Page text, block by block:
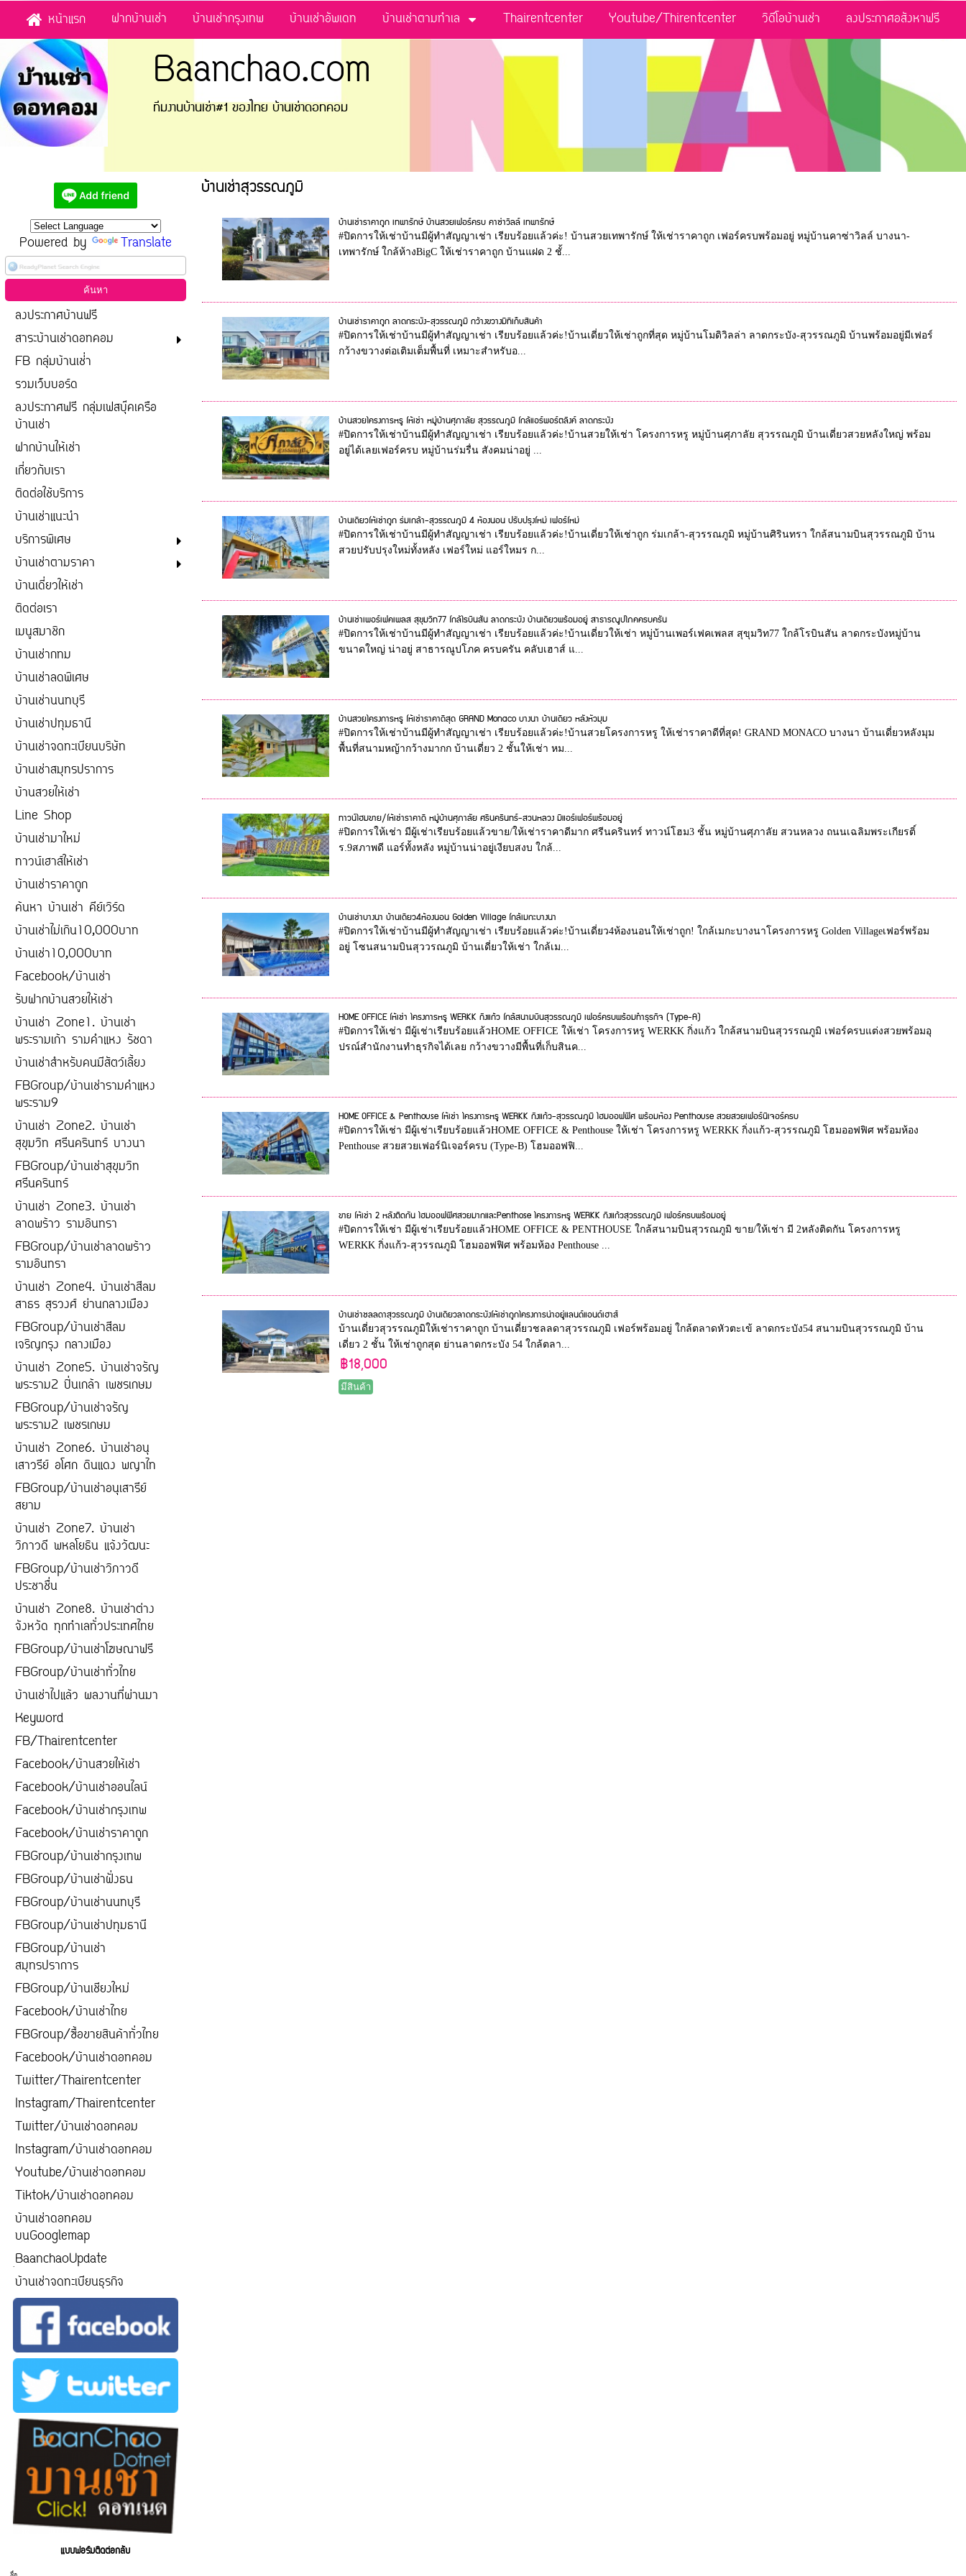
หน้าแรก ฝากบ้านเช่า บ้านเช่ากรุงเทพ บ้านเช่าอัพเดท บ้านเช่าตามทำเล Thairentcenter Youtube/Thirentcenter วิดีโอบ้านเช่า ลงประกาศอสังหาฟรี
Baanchao.com
ทีมงานบ้านเช่า#1 ของไทย บ้านเช่าดอทคอม
Powered by Translate
ลงประกาศบ้านฟรี
สาระบ้านเช่าดอทคอม
FB กลุ่มบ้านเช่่า
รวมเว็บบอร์ด
ลงประกาศฟรี กลุ่มเฟสบุ๊คเครือ
บ้านเช่า
ฝากบ้านให้เช่า
เกี่ยวกับเรา
ติดต่อใช้บริการ
บ้านเช่าแนะนำ
บริการพิเศษ
บ้านเช่าตามราคา
บ้านเดี่ยวให้เช่า
ติดต่อเรา
เมนูสมาชิก
บ้านเช่ากทม
บ้านเช่าลดพิเศษ
บ้านเช่านนทบุรี
บ้านเช่าปทุมธานี
บ้านเช่าจดทะเบียนบริษัท
บ้านเช่าสมุทรปราการ
บ้านสวยให้เช่า
Line Shop
บ้านเช่ามาใหม่
ทาวน์เฮาส์ให้เช่า
บ้านเช่าราคาถูก
ค้นหา บ้านเช่า คีย์เวิร์ด
บ้านเช่าไม่เกิน10,000บาท
บ้านเช่า10,000บาท
Facebook/บ้านเช่า
รับฝากบ้านสวยให้เช่า
บ้านเช่า Zone1. บ้านเช่า
พระรามเก้า รามคำแหง รัชดา
บ้านเช่าสำหรับคนมีสัตว์เลี้ยง
FBGroup/บ้านเช่ารามคำแหง
พระราม9
บ้านเช่า Zone2. บ้านเช่า
สุขุมวิท ศรีนครินทร์ บางนา
FBGroup/บ้านเช่าสุขุมวิท
ศรีนครินทร์
บ้านเช่า Zone3. บ้านเช่า
ลาดพร้าว รามอินทรา
FBGroup/บ้านเช่าลาดพร้าว
รามอินทรา
บ้านเช่า Zone4. บ้านเช่าสีลม
สาธร สุรวงศ์ ย่านกลางเมือง
FBGroup/บ้านเช่าสีลม
เจริญกรุง กลางเมือง
บ้านเช่า Zone5. บ้านเช่าจรัญ
พระราม2 ปิ่นเกล้า เพชรเกษม
FBGroup/บ้านเช่าจรัญ
พระราม2 เพชรเกษม
บ้านเช่า Zone6. บ้านเช่าอนุ
เสาวรีย์ อโศก ดินแดง พญาไท
FBGroup/บ้านเช่าอนุเสารีย์
สยาม
บ้านเช่า Zone7. บ้านเช่า
วิภาวดี พหลโยธิน แจ้งวัฒนะ
FBGroup/บ้านเช่าวิภาวดี
ประชาชื่น
บ้านเช่า Zone8. บ้านเช่าต่าง
จังหวัด ทุกทำเลทั่วประเทศไทย
FBGroup/บ้านเช่าโฆษณาฟรี
FBGroup/บ้านเช่าทั่วไทย
บ้านเช่าไปแล้ว ผลงานที่ผ่านมา
Keyword
FB/Thairentcenter
Facebook/บ้านสวยให้เช่า
Facebook/บ้านเช่าออนไลน์
Facebook/บ้านเช่ากรุงเทพ
Facebook/บ้านเช่าราคาถูก
FBGroup/บ้านเช่ากรุงเทพ
FBGroup/บ้านเช่าฝั่งธน
FBGroup/บ้านเช่านนทบุรี
FBGroup/บ้านเช่าปทุมธานี
FBGroup/บ้านเช่า
สมุทรปราการ
FBGroup/บ้านเชียงใหม่
Facebook/บ้านเช่าไทย
FBGroup/ซื้อขายสินค้าทั่วไทย
Facebook/บ้านเช่าดอทคอม
Twitter/Thairentcenter
Instagram/Thairentcenter
Twitter/บ้านเช่าดอทคอม
Instagram/บ้านเช่าดอทคอม
Youtube/บ้านเช่าดอทคอม
Tiktok/บ้านเช่าดอทคอม
บ้านเช่าดอทคอม
บนGooglemap
ฺBaanchaoUpdate
บ้านเช่าจดทะเบียนธุรกิจ
แบบฟอร์มติดต่อกลับ
บ้านเช่าสุวรรณภูมิ
บ้านเช่าราคาถูก เทพารักษ์ บ้านสวยเฟอร์ครบ คาซ่าวิลล์ เทพารักษ์
#ปิดการให้เช่าบ้านมีผู้ทำสัญญาเช่า เรียบร้อยแล้วค่ะ! บ้านสวยเทพารักษ์ ให้เช่าราคาถูก เฟอร์ครบพร้อมอยู่ หมู่บ้านคาซ่าวิลล์ บางนา-
เทพารักษ์ ใกล้ห้างBigC ให้เช่าราคาถูก บ้านแฝด 2 ชั้...
บ้านเช่าราคาถูก ลาดกระบัง-สุวรรณภูมิ กว้างขวางมีที่เก็บสินค้า
#ปิดการให้เช่าบ้านมีผู้ทำสัญญาเช่า เรียบร้อยแล้วค่ะ!บ้านเดี่ยวให้เช่าถูกที่สุด หมู่บ้านโมดิวิลล่า ลาดกระบัง-สุวรรณภูมิ บ้านพร้อมอยู่มีเฟอร์
กว้างขวางต่อเติมเต็มพื้นที่ เหมาะสำหรับอ...
บ้านสวยโครงการหรู ให้เช่า หมู่บ้านศุภาลัย สุวรรณภูมิ ใกล้แอร์พอร์ตลิงค์ ลาดกระบัง
#ปิดการให้เช่าบ้านมีผู้ทำสัญญาเช่า เรียบร้อยแล้วค่ะ!บ้านสวยให้เช่า โครงการหรู หมู่บ้านศุภาลัย สุวรรณภูมิ บ้านเดี่ยวสวยหลังใหญ่ พร้อม
อยู่ได้เลยเฟอร์ครบ หมู่บ้านร่มรื่น สังคมน่าอยู่ ...
บ้านเดี่ยวให้เช่าถูก ร่มเกล้า-สุวรรณภูมิ 4 ห้องนอน ปรับปรุงใหม่ เฟอร์ใหม่
#ปิดการให้เช่าบ้านมีผู้ทำสัญญาเช่า เรียบร้อยแล้วค่ะ!บ้านเดี่ยวให้เช่าถูก ร่มเกล้า-สุวรรณภูมิ หมู่บ้านศิรินทรา ใกล้สนามบินสุวรรณภูมิ บ้าน
สวยปรับปรุงใหม่ทั้งหลัง เฟอร์ใหม่ แอร์ใหมร ก...
บ้านเช่าเพอร์เฟคเพลส สุขุมวิท77 ใกล้โรบินสัน ลาดกระบัง บ้านเดี่ยวพร้อมอยู่ สาธารณูปโภคครบครัน
#ปิดการให้เช่าบ้านมีผู้ทำสัญญาเช่า เรียบร้อยแล้วค่ะ!บ้านเดี่ยวให้เช่า หมู่บ้านเพอร์เฟคเพลส สุขุมวิท77 ใกล้โรบินสัน ลาดกระบังหมู่บ้าน
ขนาดใหญ่ น่าอยู่ สาธารณูปโภค ครบครัน คลับเฮาส์ แ...
บ้านสวยโครงการหรู ให้เช่าราคาดีสุด GRAND Monaco บางนา บ้านเดี่ยว หลังหัวมุม
#ปิดการให้เช่าบ้านมีผู้ทำสัญญาเช่า เรียบร้อยแล้วค่ะ!บ้านสวยโครงการหรู ให้เช่าราคาดีที่สุด! GRAND MONACO บางนา บ้านเดี่ยวหลังมุม
พื้นที่สนามหญ้ากว้างมากก บ้านเดี่ยว 2 ชั้นให้เช่า หม...
ทาวน์โฮมขาย/ให้เช่าราคาดี หมู่บ้านศุภาลัย ศรีนครินทร์-สวนหลวง มีแอร์เฟอร์พร้อมอยู่
#ปิดการให้เช่า มีผู้เช่าเรียบร้อยแล้วขาย/ให้เช่าราคาดีมาก ศรีนครินทร์ ทาวน์โฮม3 ชั้น หมู่บ้านศุภาลัย สวนหลวง ถนนเฉลิมพระเกียรติ์
ร.9สภาพดี แอร์ทั้งหลัง หมู่บ้านน่าอยู่เงียบสงบ ใกล้...
บ้านเช่าบางนา บ้านเดี่ยว4ห้องนอน Golden Village ใกล้เมกะบางนา
#ปิดการให้เช่าบ้านมีผู้ทำสัญญาเช่า เรียบร้อยแล้วค่ะ!บ้านเดี่ยว4ห้องนอนให้เช่าถูก! ใกล้เมกะบางนาโครงการหรู Golden Villageเฟอร์พร้อม
อยู่ โซนสนามบินสุววรณภูมิ บ้านเดี่ยวให้เช่า ใกล้เม...
HOME OFFICE ให้เช่า โครงการหรู WERKK กิ่งแก้ว ใกล้สนามบินสุวรรณภูมิ เฟอร์ครบพร้อมทำธุรกิจ (Type-A)
#ปิดการให้เช่า มีผู้เช่าเรียบร้อยแล้วHOME OFFICE ให้เช่า โครงการหรู WERKK กิ่งแก้ว ใกล้สนามบินสุวรรณภูมิ เฟอร์ครบแต่งสวยพร้อมอุ
ปรณ์สำนักงานทำธุรกิจได้เลย กว้างขวางมีพื้นที่เก็บสินค...
HOME OFFICE & Penthouse ให้เช่า โครงการหรู WERKK กิ่งแก้ว-สุวรรณภูมิ โฮมออฟฟิศ พร้อมห้อง Penthouse สวยสวยเฟอร์นิเจอร์ครบ
#ปิดการให้เช่า มีผู้เช่าเรียบร้อยแล้วHOME OFFICE & Penthouse ให้เช่า โครงการหรู WERKK กิ่งแก้ว-สุวรรณภูมิ โฮมออฟฟิศ พร้อมห้อง
Penthouse สวยสวยเฟอร์นิเจอร์ครบ (Type-B) โฮมออฟฟิ...
ขาย ให้เช่า 2 หลังติดกัน โฮมออฟฟิศสวยมากและPenthose โครงการหรู WERKK กิ่งแก้วสุวรรณภูมิ เฟอร์ครบพร้อมอยู่
#ปิดการให้เช่า มีผู้เช่าเรียบร้อยแล้วHOME OFFICE & PENTHOUSE ใกล้สนามบินสุวรณภูมิ ขาย/ให้เช่า มี 2หลังติดกัน โครงการหรู
WERKK กิ่งแก้ว-สุวรรณภูมิ โฮมออฟฟิศ พร้อมห้อง Penthouse ...
บ้านเช่าชลลดาสุวรรณภูมิ บ้านเดี่ยวลาดกระบังให้เช่าถูกโครงการน่าอยู่แลนด์แอนด์เฮาส์
บ้านเดี่ยวสุวรรณภูมิให้เช่าราคาถูก บ้านเดี่ยวชลลดาสุวรรณภูมิ เฟอร์พร้อมอยู่ ใกล้ตลาดหัวตะเข้ ลาดกระบัง54 สนามบินสุวรรณภูมิ บ้าน
เดี่ยว 2 ชั้น ให้เช่าถูกสุด ย่านลาดกระบัง 54 ใกล้ตลา...
฿18,000
มีสินค้า